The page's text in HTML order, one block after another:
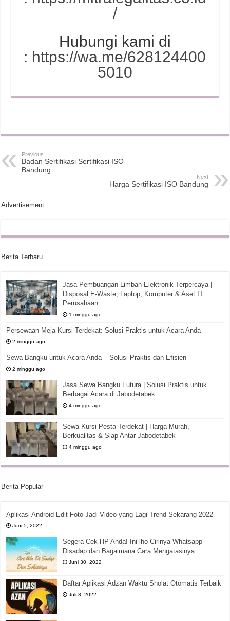
/
Hubungi kami di
: https://wa.me/628124400
5010
Previous
Badan Sertifikasi Sertifikasi ISO
Bandung
Next
Harga Sertifikasi ISO Bandung
Advertisement
Berita Terbaru
Jasa Pembuangan Limbah Elektronik Terpercaya |
Disposal E-Waste, Laptop, Komputer & Aset IT
Perusahaan
1 minggu ago
Persewaan Meja Kursi Terdekat: Solusi Praktis untuk Acara Anda
2 minggu ago
Sewa Bangku untuk Acara Anda – Solusi Praktis dan Efisien
2 minggu ago
Jasa Sewa Bangku Futura | Solusi Praktis untuk
Berbagai Acara di Jabodetabek
4 minggu ago
Sewa Kursi Pesta Terdekat | Harga Murah,
Berkualitas & Siap Antar Jabodetabek
4 minggu ago
Berita Popular
Aplikasi Android Edit Foto Jadi Video yang Lagi Trend Sekarang 2022
Juni 5, 2022
Segera Cek HP Anda! Ini lho Cirinya Whatsapp
Disadap dan Bagaimana Cara Mengatasinya
Juni 30, 2022
Daftar Aplikasi Adzan Waktu Sholat Otomatis Terbaik
Juli 3, 2022